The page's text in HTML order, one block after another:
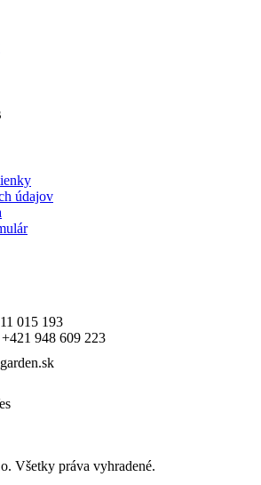
údajov
015 193
948 609 223
Všetky práva vyhradené.